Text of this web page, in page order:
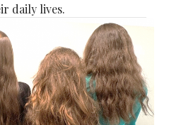
daily lives.